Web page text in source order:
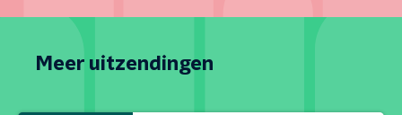
Meer uitzendingen